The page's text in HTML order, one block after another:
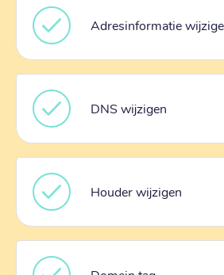
Adresinformatie
DNS wijzigen
Houder wijzigen